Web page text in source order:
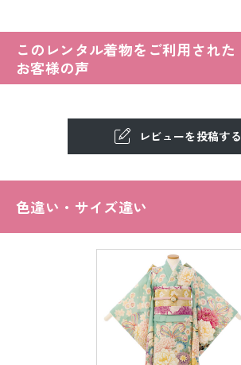
このレンタル着物をご利用された
お客様の声
レビューを投稿する
色違い・サイズ違い